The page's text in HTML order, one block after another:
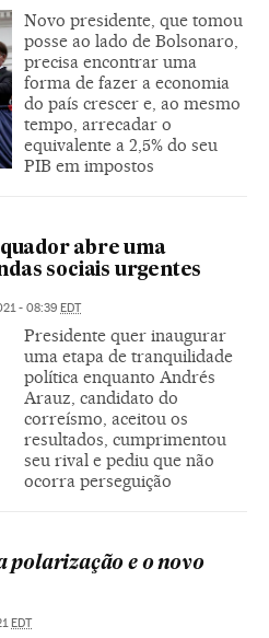
Novo presidente, que tomou
posse ao lado de Bolsonaro,
precisa encontrar uma
forma de fazer a economia
do país crescer e, ao mesmo
tempo, arrecadar o
equivalente a 2,5% do seu
PIB em impostos
abre uma
sociais urgentes
- 08:39 EDT
Presidente quer inaugurar
uma etapa de tranquilidade
política enquanto Andrés
Arauz, candidato do
correísmo, aceitou os
resultados, cumprimentou
seu rival e pediu que não
ocorra perseguição
polarização e o novo
EDT